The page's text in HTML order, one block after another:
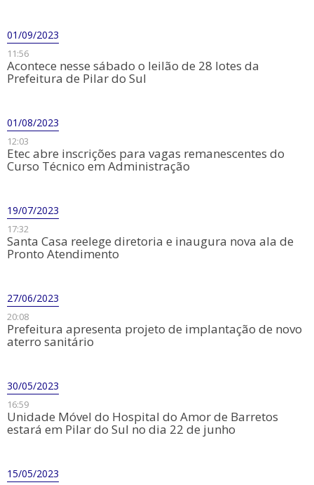
01/09/2023
11:56
Acontece nesse sábado o leilão de 28 lotes da
Prefeitura de Pilar do Sul
01/08/2023
12:03
​Etec abre inscrições para vagas remanescentes do
Curso Técnico em Administração
19/07/2023
17:32
Santa Casa reelege diretoria e inaugura nova ala de
Pronto Atendimento
27/06/2023
20:08
Prefeitura apresenta projeto de implantação de novo
aterro sanitário
30/05/2023
16:59
Unidade Móvel do Hospital do Amor de Barretos
estará em Pilar do Sul no dia 22 de junho
15/05/2023